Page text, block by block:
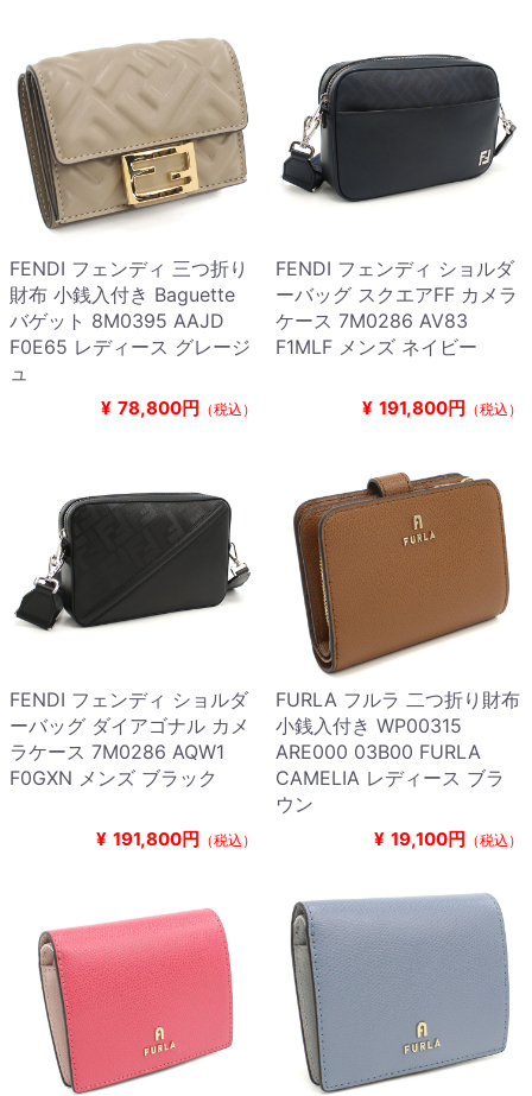
FENDI フェンディ 三つ折り
財布 小銭入付き Baguette
バゲット 8M0395 AAJD
F0E65 レディース グレージ
ュ
¥ 78,800円 （税込）
FENDI フェンディ ショルダ
ーバッグ スクエアFF カメラ
ケース 7M0286 AV83
F1MLF メンズ ネイビー
¥ 191,800円 （税込）
FENDI フェンディ ショルダ
ーバッグ ダイアゴナル カメ
ラケース 7M0286 AQW1
F0GXN メンズ ブラック
¥ 191,800円 （税込）
FURLA フルラ 二つ折り財布
小銭入付き WP00315
ARE000 03B00 FURLA
CAMELIA レディース ブラ
ウン
¥ 19,100円 （税込）